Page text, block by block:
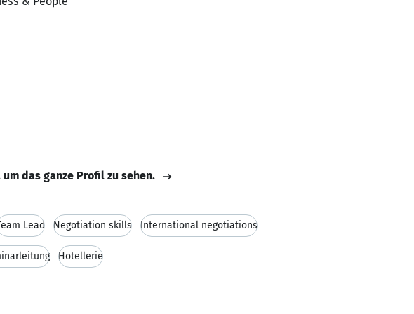
das ganze Profil zu sehen.
Lead Negotiation skills International negotiations
Hotellerie